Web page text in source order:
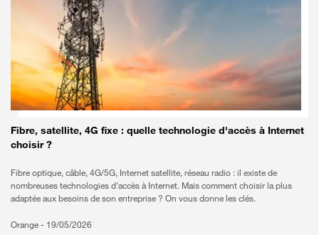
Fibre, satellite, 4G fixe : quelle technologie d'accès à Internet
choisir ?
Fibre optique, câble, 4G/5G, Internet satellite, réseau radio : il existe de
nombreuses technologies d'accès à Internet. Mais comment choisir la plus
adaptée aux besoins de son entreprise ? On vous donne les clés.
Orange - 19/05/2026